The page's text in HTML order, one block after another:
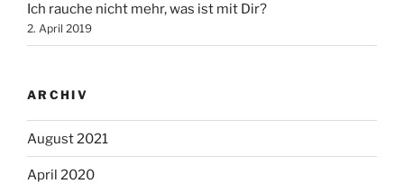
Ich rauche nicht mehr, was ist mit Dir?
2. April 2019
ARCHIV
August 2021
April 2020